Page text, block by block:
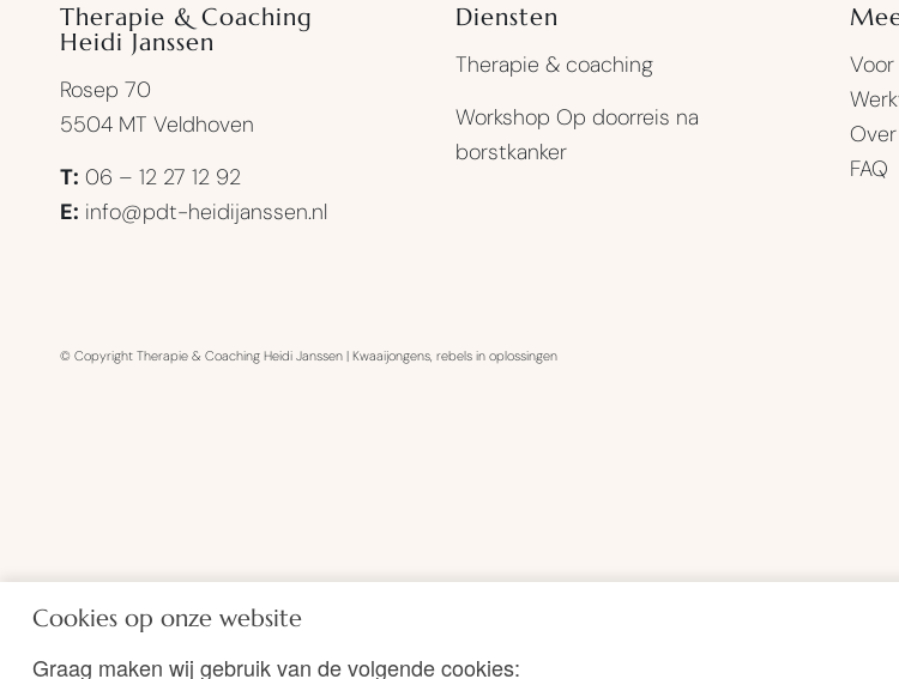
Cookies op onze website
Graag maken wij gebruik van de volgende cookies:
Therapie & Coaching
Heidi Janssen
Rosep 70
5504 MT Veldhoven
T: 06 – 12 27 12 92
E: info@pdt-heidijanssen.nl
Diensten
Therapie & coaching
Workshop Op doorreis na
borstkanker
FAQ
© Copyright Therapie & Coaching Heidi Janssen | Kwaaijongens , rebels in oplossingen